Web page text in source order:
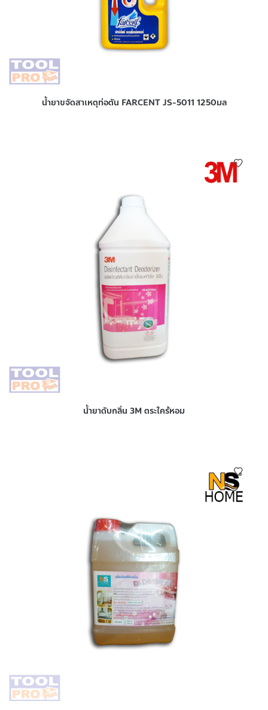
น้ำยาขจัดสาเหตุท่อตัน FARCENT JS-5011 1250มล
น้ำยาดับกลิ่น 3M ตระใคร้หอม